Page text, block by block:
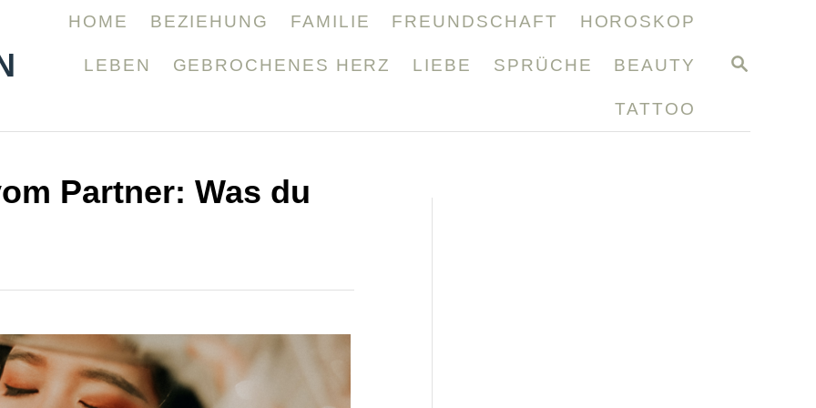
S
HOME BEZIEHUNG FAMILIE FREUNDSCHAFT HOROSKOP
LEBEN GEBROCHENES HERZ LIEBE SPRÜCHE BEAUTY
TATTOO
Partner: Was du